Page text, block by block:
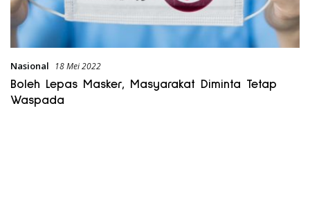
Nasional 18 Mei 2022
Boleh Lepas Masker, Masyarakat Diminta Tetap
Waspada